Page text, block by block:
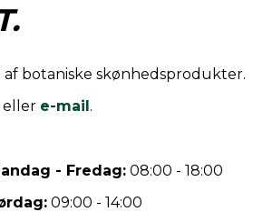
botaniske skønhedsprodukter.
eller e-mail.
- Fredag: 08:00 - 18:00
09:00 - 14:00